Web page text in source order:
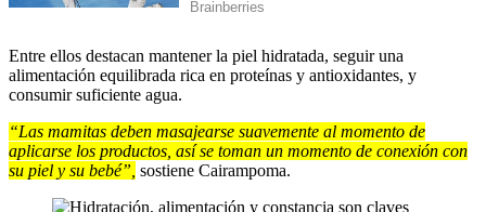
Entre ellos destacan mantener la piel hidratada, seguir una
alimentación equilibrada rica en proteínas y antioxidantes, y
consumir suficiente agua.
“Las mamitas deben masajearse suavemente al momento de
aplicarse los productos, así se toman un momento de conexión con
su piel y su bebé”, sostiene Cairampoma.